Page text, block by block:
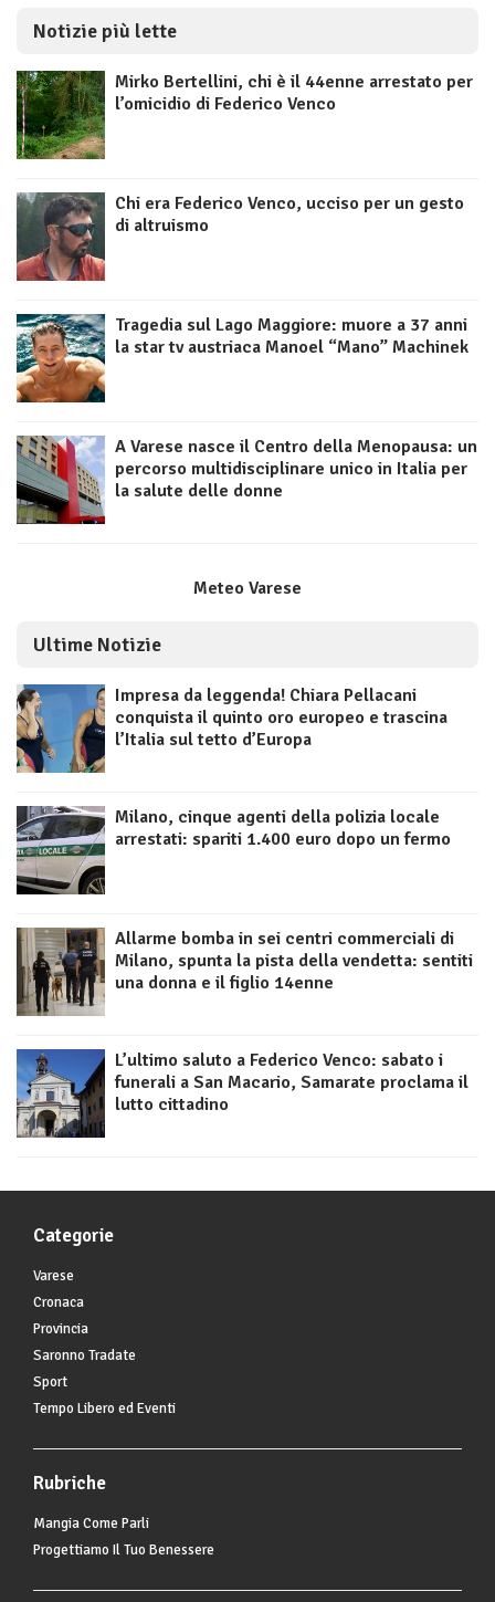
Notizie più lette
Mirko Bertellini, chi è il 44enne arrestato per
l’omicidio di Federico Venco
Chi era Federico Venco, ucciso per un gesto
di altruismo
Tragedia sul Lago Maggiore: muore a 37 anni
la star tv austriaca Manoel “Mano” Machinek
A Varese nasce il Centro della Menopausa: un
percorso multidisciplinare unico in Italia per
la salute delle donne
Meteo Varese
Ultime Notizie
Impresa da leggenda! Chiara Pellacani
conquista il quinto oro europeo e trascina
l’Italia sul tetto d’Europa
Milano, cinque agenti della polizia locale
arrestati: spariti 1.400 euro dopo un fermo
Allarme bomba in sei centri commerciali di
Milano, spunta la pista della vendetta: sentiti
una donna e il figlio 14enne
L’ultimo saluto a Federico Venco: sabato i
funerali a San Macario, Samarate proclama il
lutto cittadino
Categorie
Varese
Cronaca
Provincia
Saronno Tradate
Sport
Tempo Libero ed Eventi
Rubriche
Mangia Come Parli
Progettiamo Il Tuo Benessere